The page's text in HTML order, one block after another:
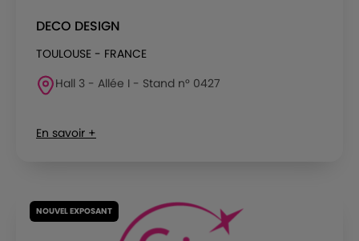
DECO DESIGN
TOULOUSE - FRANCE
Hall 3 - Allée I - Stand n° 0427
En savoir +
NOUVEL EXPOSANT